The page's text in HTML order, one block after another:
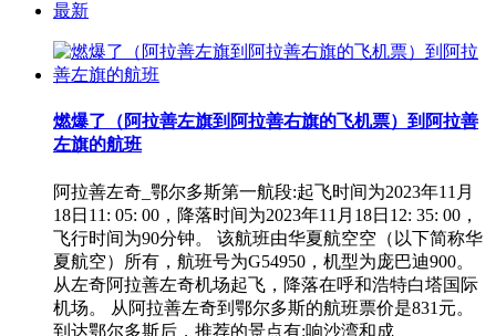
最新
燃爆了（阿拉善左旗到阿拉善右旗的飞机票）到阿拉善
左旗的航班
阿拉善左奇_鄂尔多斯第一航段:起飞时间为2023年11月
18日11: 05: 00，降落时间为2023年11月18日12: 35: 00，
飞行时间为90分钟。 该航班由华夏航空空（以下简称华
夏航空）所有，航班号为G54950，机型为庞巴迪900。
从左奇阿拉善左奇机场起飞，降落在呼和浩特白塔国际
机场。 从阿拉善左奇到鄂尔多斯的航班票价是831元。
到达鄂尔多斯后，推荐的景点有:响沙湾和成